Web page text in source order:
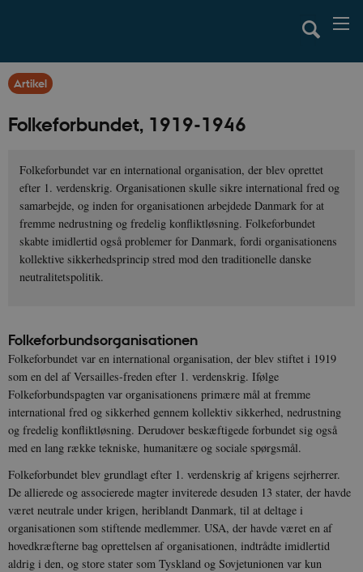
Artikel
Folkeforbundet, 1919-1946
Folkeforbundet var en international organisation, der blev oprettet
efter 1. verdenskrig. Organisationen skulle sikre international fred og
samarbejde, og inden for organisationen arbejdede Danmark for at
fremme nedrustning og fredelig konfliktløsning. Folkeforbundet
skabte imidlertid også problemer for Danmark, fordi organisationens
kollektive sikkerhedsprincip stred mod den traditionelle danske
neutralitetspolitik.
Folkeforbundsorganisationen
Folkeforbundet var en international organisation, der blev stiftet i 1919
som en del af Versailles-freden efter 1. verdenskrig. Ifølge
Folkeforbundspagten var organisationens primære mål at fremme
international fred og sikkerhed gennem kollektiv sikkerhed, nedrustning
og fredelig konfliktløsning. Derudover beskæftigede forbundet sig også
med en lang række tekniske, humanitære og sociale spørgsmål.
Folkeforbundet blev grundlagt efter 1. verdenskrig af krigens sejrherrer.
De allierede og associerede magter inviterede desuden 13 stater, der havde
været neutrale under krigen, heriblandt Danmark, til at deltage i
organisationen som stiftende medlemmer. USA, der havde været en af
hovedkræfterne bag oprettelsen af organisationen, indtrådte imidlertid
aldrig i den, og store stater som Tyskland og Sovjetunionen var kun